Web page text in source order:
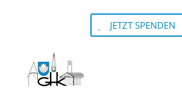
JETZT SPENDEN